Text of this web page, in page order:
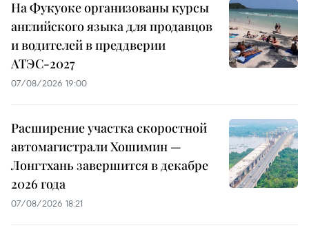
На Фукуоке организованы курсы
английского языка для продавцов
и водителей в преддверии
АТЭС-2027
07/08/2026 19:00
Расширение участка скоростной
автомагистрали Хошимин —
Лонгтхань завершится в декабре
2026 года
07/08/2026 18:21